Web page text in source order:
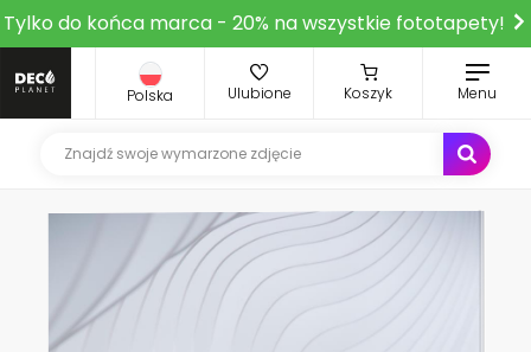
Tylko do końca marca - 20% na wszystkie fototapety!
Polska Ulubione Koszyk Menu